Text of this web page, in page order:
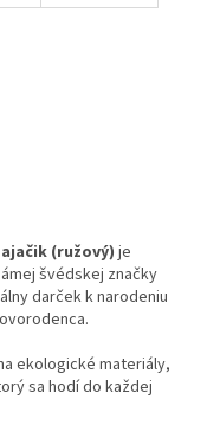
(ružový) je
švédskej značky
darček k narodeniu
ekologické materiály,
sa hodí do každej